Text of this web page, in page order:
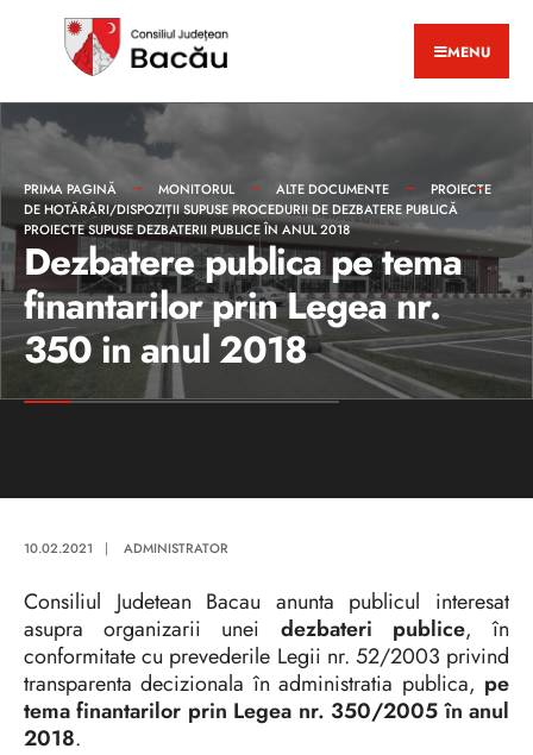
MENU
PRIMA PAGINĂ MONITORUL ALTE DOCUMENTE
PROIECTE
DE HOTĂRÂRI/DISPOZIȚII SUPUSE PROCEDURII DE DEZBATERE PUBLICĂ
PROIECTE SUPUSE DEZBATERII PUBLICE ÎN ANUL 2018
Dezbatere publica pe tema
finantarilor prin Legea nr.
350 in anul 2018
10.02.2021 | ADMINISTRATOR
Consiliul Judetean Bacau anunta publicul interesat
asupra organizarii unei dezbateri publice, în
conformitate cu prevederile Legii nr. 52/2003 privind
transparenta decizionala în administratia publica, pe
tema finantarilor prin Legea nr. 350/2005 în anul
2018.